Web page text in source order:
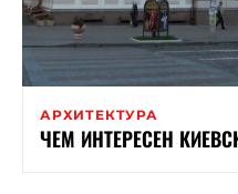
АРХИТЕКТУРА
ЧЕМ ИНТЕРЕСЕН